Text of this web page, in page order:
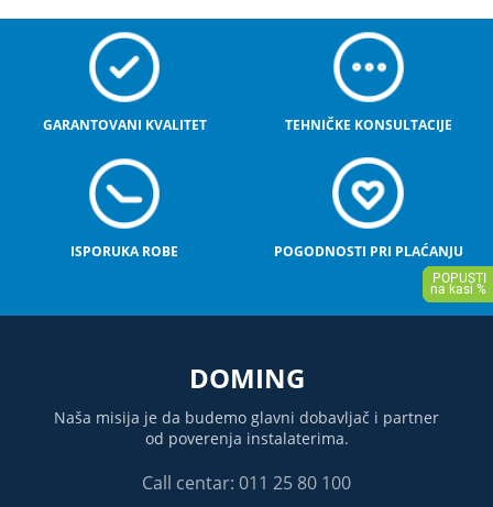
GARANTOVANI KVALITET TEHNIČKE KONSULTACIJE
ISPORUKA ROBE POGODNOSTI PRI PLAĆANJU
DOMING
Naša misija je da budemo glavni dobavljač i partner
od poverenja instalaterima.
Call centar: 011 25 80 100